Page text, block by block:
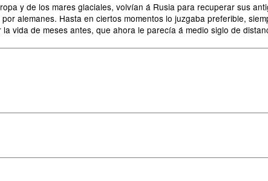
y de los mares glaciales, volvían á Rusia para recuperar sus
alemanes. Hasta en ciertos momentos lo juzgaba preferible,
vida de meses antes, que ahora le parecía á medio siglo de